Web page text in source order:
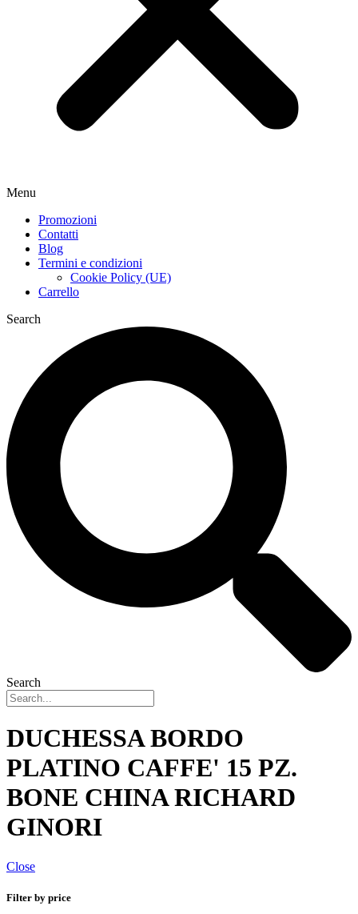
Menu
Promozioni
Contatti
Blog
Termini e condizioni
Cookie Policy (UE)
Carrello
Search
Search
DUCHESSA BORDO
PLATINO CAFFE' 15 PZ.
BONE CHINA RICHARD
GINORI
Close
Filter by price